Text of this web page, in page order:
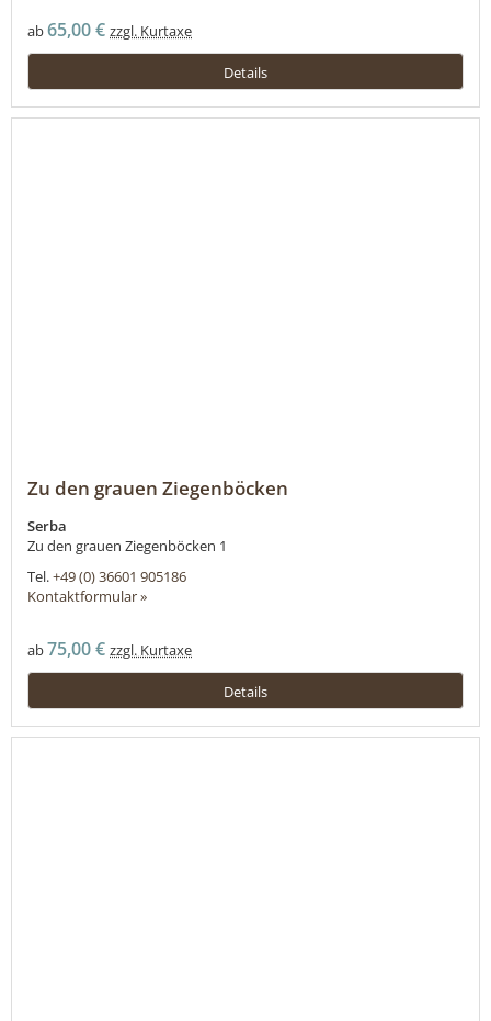
ab65,00 € zzgl. Kurtaxe
Details
Zu den grauen Ziegenböcken
Serba
Zu den grauen Ziegenböcken 1
Tel.+49 (0) 36601 905186
Kontaktformular »
ab75,00 € zzgl. Kurtaxe
Details